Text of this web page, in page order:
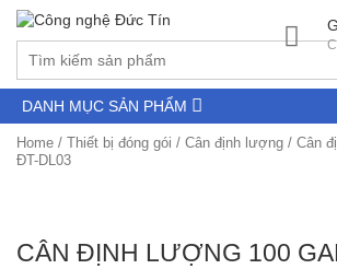
DANH MỤC SẢN PHẨM
Home / Thiết bị đóng gói / Cân định lượng / Cân
ĐT-DL03
CÂN ĐỊNH LƯỢNG 100